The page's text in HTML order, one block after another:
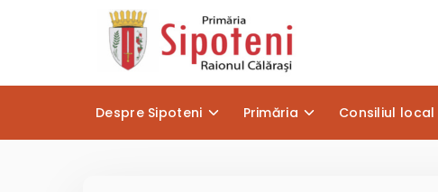
Despre Sipoteni Primăria Consiliul local